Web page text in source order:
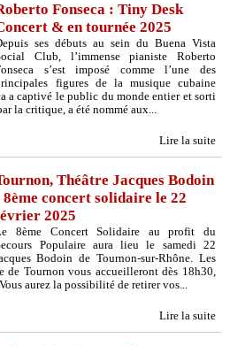
Fonseca : Tiny Desk
& en tournée 2025
ses débuts au sein du Buena Vista
Club, l’immense pianiste Roberto
s’est imposé comme l’une des
figures de la musique cubaine
a captivé le public du monde entier et sorti
la critique, a été nommé aux...
Lire la suite
Théâtre Jacques Bodoin
8ème concert solidaire le 22
2025
8ème Concert Solidaire au profit du
Populaire aura lieu le samedi 22
Bodoin de Tournon-sur-Rhône. Les
de Tournon vous accueilleront dès 18h30,
aurez la possibilité de retirer vos...
Lire la suite